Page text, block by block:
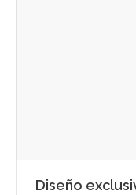
Diseño